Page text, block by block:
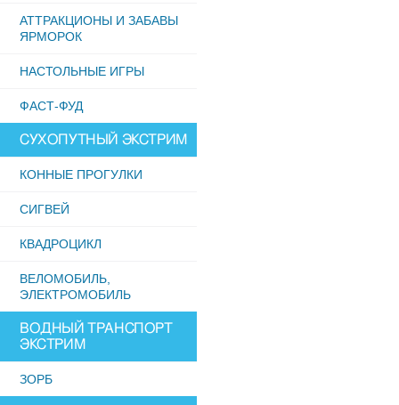
АТТРАКЦИОНЫ И ЗАБАВЫ
ЯРМОРОК
НАСТОЛЬНЫЕ ИГРЫ
ФАСТ-ФУД
СУХОПУТНЫЙ ЭКСТРИМ
КОННЫЕ ПРОГУЛКИ
СИГВЕЙ
КВАДРОЦИКЛ
ВЕЛОМОБИЛЬ,
ЭЛЕКТРОМОБИЛЬ
ВОДНЫЙ ТРАНСПОРТ
ЭКСТРИМ
ЗОРБ